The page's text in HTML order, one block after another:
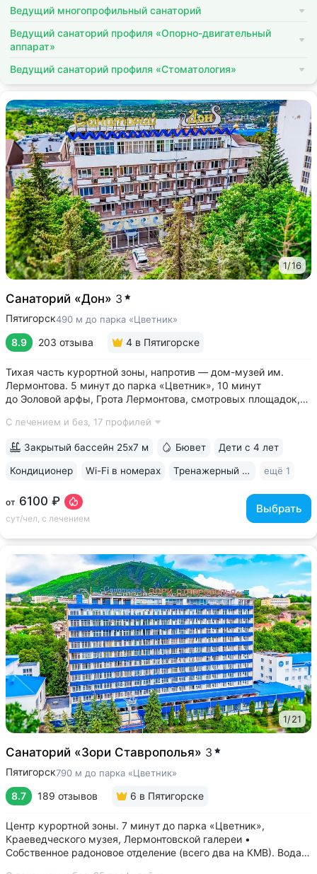
Ведущий многопрофильный санаторий
Ведущий санаторий профиля «Опорно-двигательный
аппарат»
Ведущий санаторий профиля «Стоматология»
1/16
Санаторий «Дон» 3
Пятигорск490 м до парка «Цветник»
8.9 203 отзыва 4 в Пятигорске
Тихая часть курортной зоны, напротив — дом-музей им.
Лермонтова. 5 минут до парка «Цветник», 10 минут
до Эоловой арфы, Грота Лермонтова, смотровых площадок,
минеральной воды № 29. Воду этого источника можно
С лечением и без, 17 профилей
от 6100 ₽
сут/чел, с лечением
Выбрать
Закрытый бассейн 25х7 м Бювет Дети с 4 лет
Кондиционер Wi-Fi в номерах Тренажерный зал ещё 1
1/21
Санаторий «Зори Ставрополья» 3
Пятигорск790 м до парка «Цветник»
8.7 189 отзывов 6 в Пятигорске
Центр курортной зоны. 7 минут до парка «Цветник»,
Краеведческого музея, Лермонтовской галереи •
Собственное радоновое отделение (всего два на КМВ). Вода